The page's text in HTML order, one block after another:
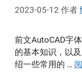
2023-05-12 作者
前文AutoCAD字
的基本知识，以
绍一些常用的 …